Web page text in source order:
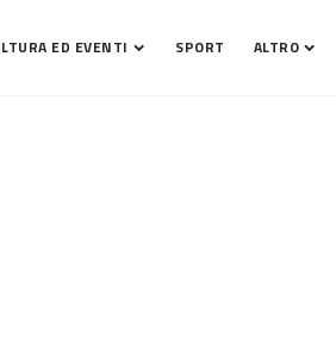
ED EVENTI SPORT ALTRO